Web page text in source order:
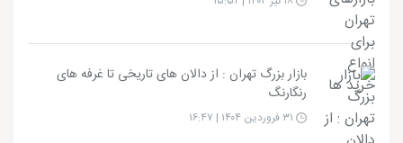
بازار بزرگ تهران : از دالان‌ های تاریخی تا غرفه‌ های
رنگارنگ